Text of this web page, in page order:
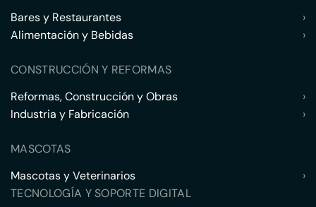
Bares y Restaurantes
›
Alimentación y Bebidas
›
CONSTRUCCIÓN Y REFORMAS
Reformas, Construcción y Obras
›
Industria y Fabricación
›
MASCOTAS
Mascotas y Veterinarios
›
TECNOLOGÍA Y SOPORTE DIGITAL